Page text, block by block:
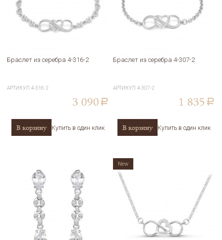
Браслет из серебра 4-316-2
АРТИКУЛ 4-316-2
3 090 a
В корзину Купить в один клик
Браслет из серебра 4-307-2
АРТИКУЛ 4-307-2
1 835 a
В корзину Купить в один клик
New